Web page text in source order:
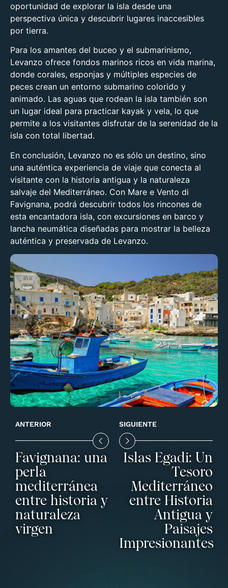
oportunidad de explorar la isla desde una
perspectiva única y descubrir lugares inaccesibles
por tierra.
Para los amantes del buceo y el submarinismo,
Levanzo ofrece fondos marinos ricos en vida marina,
donde corales, esponjas y múltiples especies de
peces crean un entorno submarino colorido y
animado. Las aguas que rodean la isla también son
un lugar ideal para practicar kayak y vela, lo que
permite a los visitantes disfrutar de la serenidad de la
isla con total libertad.
En conclusión, Levanzo no es sólo un destino, sino
una auténtica experiencia de viaje que conecta al
visitante con la historia antigua y la naturaleza
salvaje del Mediterráneo. Con Mare e Vento di
Favignana, podrá descubrir todos los rincones de
esta encantadora isla, con excursiones en barco y
lancha neumática diseñadas para mostrar la belleza
auténtica y preservada de Levanzo.
ANTERIOR
Favignana: una
perla
mediterránea
entre historia y
naturaleza
virgen
SIGUIENTE
Islas Egadi: Un
Tesoro
Mediterráneo
entre Historia
Antigua y
Paisajes
Impresionantes